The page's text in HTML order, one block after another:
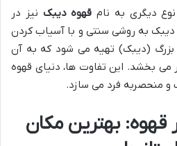
دیگری به نام قهوه دیبک نیز در
به روشی سنتی و با آسیاب کردن
بزرگ (دیبک) تهیه می شود که به آن
می بخشد. این تفاوت ها، دنیای قهوه
و منحصربه فرد می سازد.
قهوه: بهترین مکان